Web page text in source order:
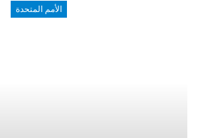
الأمم المتحدة